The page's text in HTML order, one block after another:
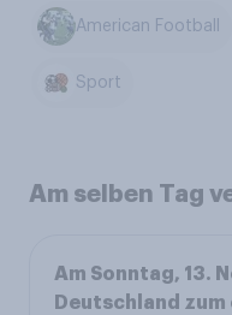
American Football
Sport
Am selben Tag
Am Sonntag, 13.
Deutschland